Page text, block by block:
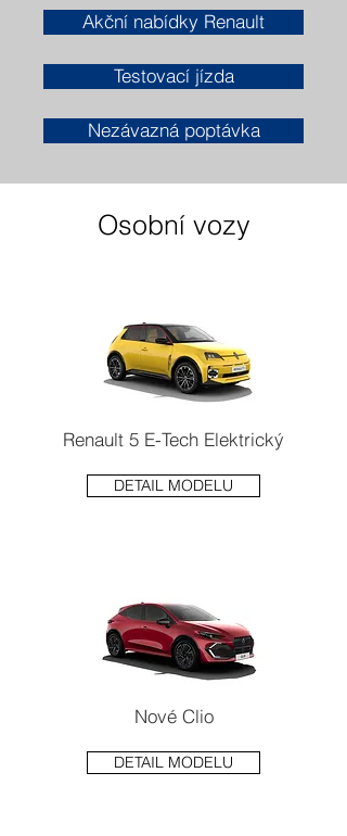
Akční nabídky Renault
Testovací jízda
Nezávazná poptávka
Osobní vozy
Renault 5 E-Tech Elektrický
DETAIL MODELU
Nové Clio
DETAIL MODELU